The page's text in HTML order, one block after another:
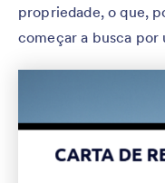
propriedade, o que,
começar a busca por